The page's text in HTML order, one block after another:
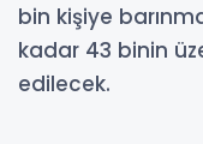
bin kişiye
kadar 43 binin
edilecek.